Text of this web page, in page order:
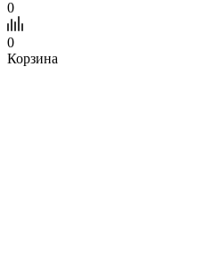
0
0
Корзина